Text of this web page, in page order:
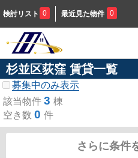
検討リスト 0 最近見た物件 0
杉並区荻窪 賃貸一覧
募集中のみ表示
該当物件 3 棟
空き数 0 件
さらに条件